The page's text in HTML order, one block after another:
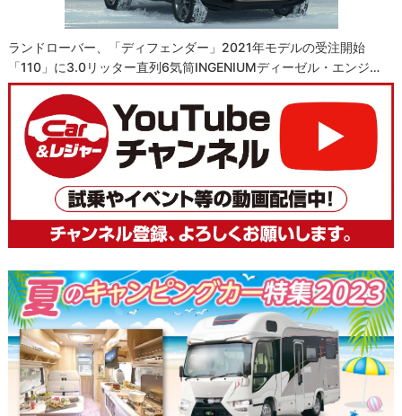
ランドローバー、「ディフェンダー」2021年モデルの受注開始
「110」に3.0リッター直列6気筒INGENIUMディーゼル・エンジ…